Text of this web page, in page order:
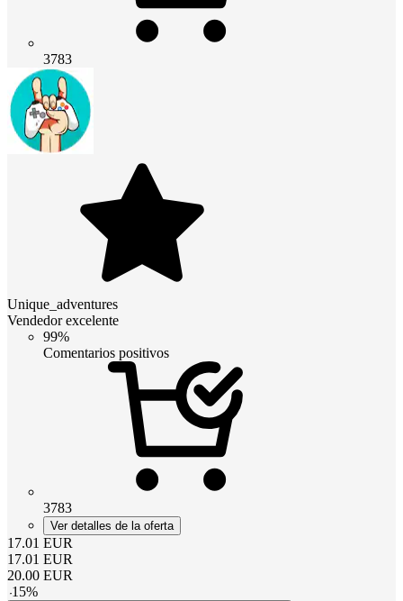
3783
Unique_adventures
Vendedor excelente
99%
Comentarios positivos
3783
Ver detalles de la oferta
17.01 EUR
17.01 EUR
20.00 EUR
-15%